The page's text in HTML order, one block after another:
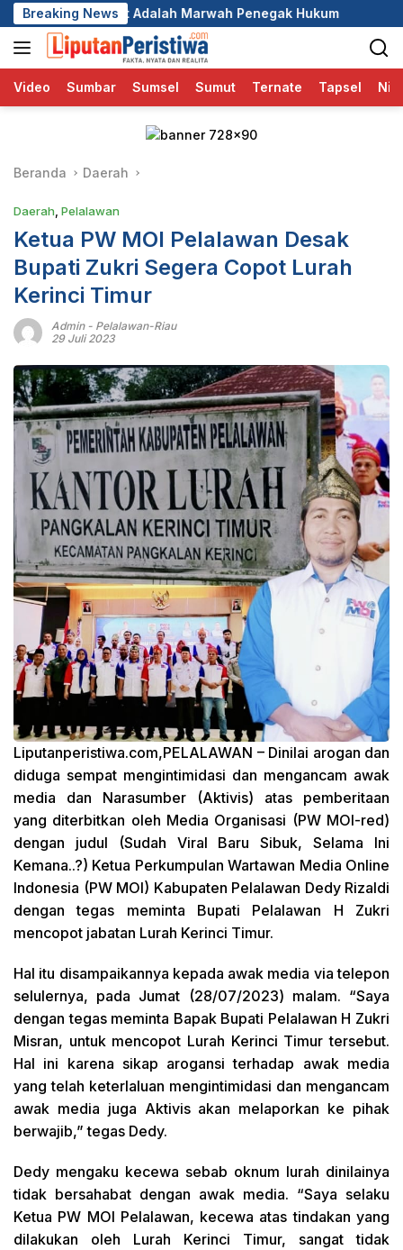
Langsung
ke
konten
Breaking News
Marwah Penegak Hukum DPC GRIB Jaya
Video Sumbar Sumsel Sumut Ternate Tapsel
Beranda Daerah
Daerah Pelalawan
Ketua PW MOI Pelalawan Desak
Bupati Zukri Segera Copot Lurah
Kerinci Timur
Admin- Pelalawan-Riau
29 Juli 2023
Liputanperistiwa.com,PELALAWAN – Dinilai arogan dan
diduga sempat mengintimidasi dan mengancam awak
media dan Narasumber (Aktivis) atas pemberitaan
yang diterbitkan oleh Media Organisasi (PW MOI-red)
dengan judul (Sudah Viral Baru Sibuk, Selama Ini
Kemana..?) Ketua Perkumpulan Wartawan Media Online
Indonesia (PW MOI) Kabupaten Pelalawan Dedy Rizaldi
dengan tegas meminta Bupati Pelalawan H Zukri
mencopot jabatan Lurah Kerinci Timur.
Hal itu disampaikannya kepada awak media via telepon
selulernya, pada Jumat (28/07/2023) malam. “Saya
dengan tegas meminta Bapak Bupati Pelalawan H Zukri
Misran, untuk mencopot Lurah Kerinci Timur tersebut.
Hal ini karena sikap arogansi terhadap awak media
yang telah keterlaluan mengintimidasi dan mengancam
awak media juga Aktivis akan melaporkan ke pihak
berwajib,” tegas Dedy.
Dedy mengaku kecewa sebab oknum lurah dinilainya
tidak bersahabat dengan awak media. “Saya selaku
Ketua PW MOI Pelalawan, kecewa atas tindakan yang
dilakukan oleh Lurah Kerinci Timur, sangat tidak